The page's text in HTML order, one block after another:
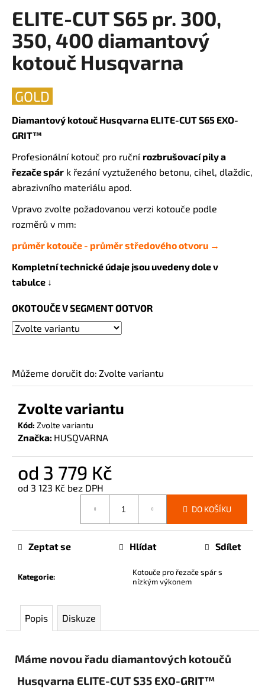
produktu
je
0,0
z
5
ELITE-CUT S65 pr. 300,
350, 400 diamantový
kotouč Husqvarna
GOLD
Diamantový kotouč Husqvarna ELITE-CUT S65 EXO-
GRIT™
Profesionální kotouč pro ruční rozbrušovací pily a
řezače spár k řezání vyztuženého betonu, cihel, dlaždic,
abrazivního materiálu apod.
Vpravo zvolte požadovanou verzi kotouče podle
rozměrů v mm:
průměr kotouče - průměr středového otvoru →
Kompletní technické údaje jsou uvedeny dole v
tabulce ↓
ØKOTOUČE V SEGMENT ØOTVOR
Můžeme doručit do: Zvolte variantu
Zvolte variantu
Kód: Zvolte variantu
Značka: HUSQVARNA
od 3 779 Kč
od 3 123 Kč bez DPH
DO KOŠÍKU
Kategorie:
Kotouče pro řezače spár s
nízkým výkonem
Zeptat se Hlídat Sdílet
Popis Diskuze
Máme novou řadu diamantových kotoučů
Husqvarna ELITE-CUT S35 EXO-GRIT™
a
j
í
t
D
o
p
o
r
č
u
e
m
e